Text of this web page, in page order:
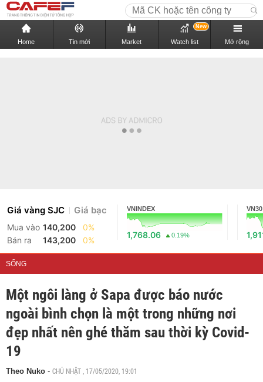
Home Tin mới Market Watch list
New
Mở rộng
Giá vàng SJC Giá bạc
Mua vào 140,200
0%
Bán ra
143,200 0%
VNINDEX
1,768.06 0.19%
VN30
SỐNG
Một ngôi làng ở Sapa được báo nước
ngoài bình chọn là một trong những nơi
đẹp nhất nên ghé thăm sau thời kỳ Covid-
19
Theo Nuko - CHỦ NHẬT , 17/05/2020, 19:01